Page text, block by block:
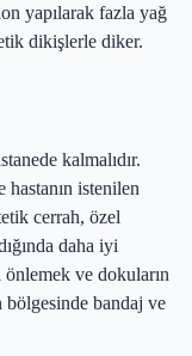
yapılarak fazla yağ
dikişlerle diker.
kalmalıdır.
istenilen
cerrah, özel
daha iyi
önlemek ve dokuların
bölgesinde bandaj ve